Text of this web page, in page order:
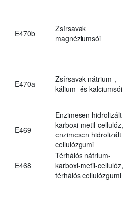
E470b
Zsírsavak
magnéziumsói
E470a
Zsírsavak nátrium-,
kálium- és kalciumsói
E469
Enzimesen hidrolizált
karboxi-metil-cellulóz,
enzimesen hidrolizált
cellulózgumi
E468
Térhálós nátrium-
karboxi-metil-cellulóz,
térhálós cellulózgumi